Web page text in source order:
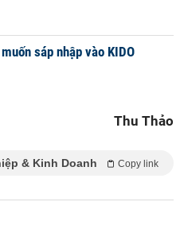
sáp nhập vào KIDO
Thu Thảo
& Kinh Doanh Copy link